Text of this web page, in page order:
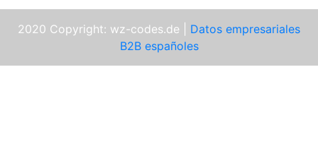
2020 Copyright: wz-codes.de | Datos empresariales
B2B españoles